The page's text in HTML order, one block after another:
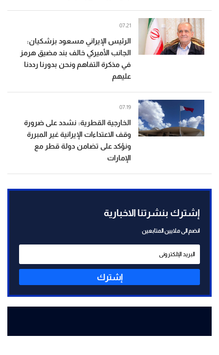
الرئيس الإيراني مسعود بزشكيان:
الجانب الأميركي خالف بند مضيق هرمز
في مذكرة التفاهم ونحن بدورنا رددنا
عليهم
07:21
الخارجية القطرية: نشدد على ضرورة
وقف الاعتداءات الإيرانية غير المبررة
ونؤكد على تضامن دولة قطر مع
الإمارات
07:19
إشترك بنشرتنا الاخبارية
انضم الى ملايين المتابعين
إشترك